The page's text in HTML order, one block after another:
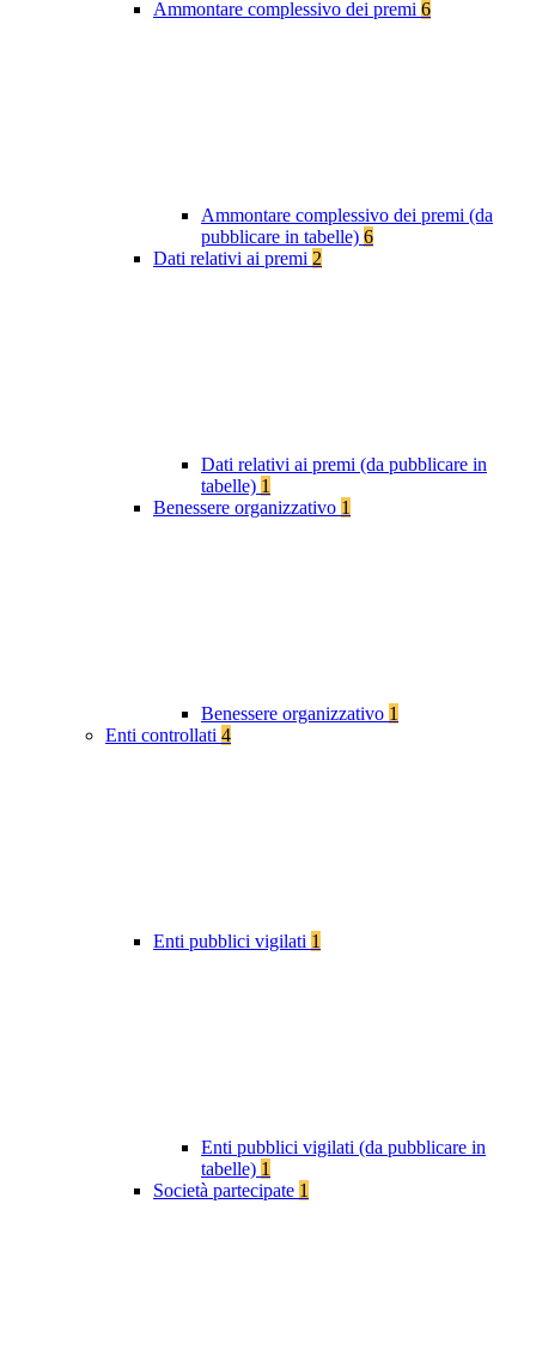
Ammontare complessivo dei premi 6
Ammontare complessivo dei premi (da
pubblicare in tabelle) 6
Dati relativi ai premi 2
Dati relativi ai premi (da pubblicare in
tabelle) 1
Benessere organizzativo 1
Benessere organizzativo 1
Enti controllati 4
Enti pubblici vigilati 1
Enti pubblici vigilati (da pubblicare in
tabelle) 1
Società partecipate 1